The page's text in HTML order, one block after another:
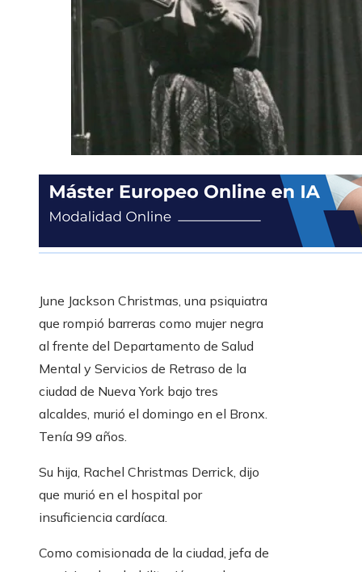
June Jackson Christmas, una psiquiatra
que rompió barreras como mujer negra
al frente del Departamento de Salud
Mental y Servicios de Retraso de la
ciudad de Nueva York bajo tres
alcaldes, murió el domingo en el Bronx.
Tenía 99 años.
Su hija, Rachel Christmas Derrick, dijo
que murió en el hospital por
insuficiencia cardíaca.
Como comisionada de la ciudad, jefa de